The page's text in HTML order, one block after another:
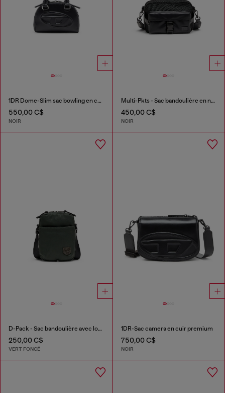
1DR Dome-Slim sac bowling en cuir nappa
550,00 C$
NOIR
Multi-Pkts - Sac bandoulière en nylon avec poche à rabat
450,00 C$
NOIR
D-Pack - Sac bandoulière avec logo emblème
250,00 C$
VERT FONCÉ
1DR-Sac camera en cuir premium
750,00 C$
NOIR